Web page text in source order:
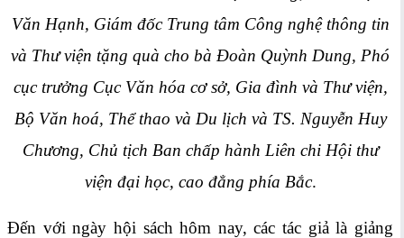
Văn Hạnh, Giám đốc Trung tâm Công nghệ thông tin
và Thư viện tặng quà cho bà Đoàn Quỳnh Dung, Phó
cục trưởng Cục Văn hóa cơ sở, Gia đình và Thư viện,
Bộ Văn hoá, Thể thao và Du lịch và TS. Nguyễn Huy
Chương, Chủ tịch Ban chấp hành Liên chi Hội thư
viện đại học, cao đẳng phía Bắc.
Đến với ngày hội sách hôm nay, các tác giả là giảng